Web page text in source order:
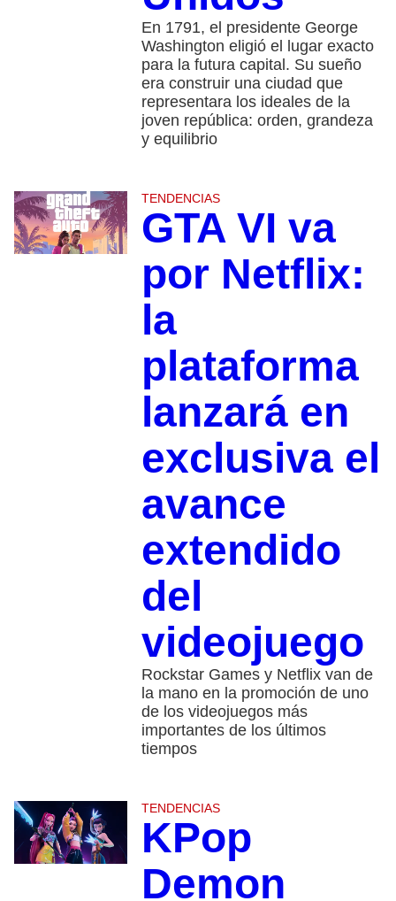
En 1791, el presidente George
Washington eligió el lugar exacto
para la futura capital. Su sueño
era construir una ciudad que
representara los ideales de la
joven república: orden, grandeza
y equilibrio
TENDENCIAS
GTA VI va
por Netflix:
la
plataforma
lanzará en
exclusiva el
avance
extendido
del
videojuego
Rockstar Games y Netflix van de
la mano en la promoción de uno
de los videojuegos más
importantes de los últimos
tiempos
TENDENCIAS
KPop
Demon